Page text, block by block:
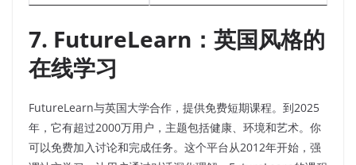
7. FutureLearn：英国风格的
在线学习
FutureLearn与英国大学合作，提供免费短期课程。到2025
年，它有超过2000万用户，主题包括健康、环境和艺术。你
可以免费加入讨论和完成任务。这个平台从2012年开始，强